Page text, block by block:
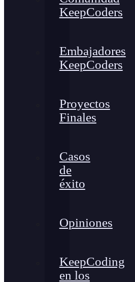
KeepCoders
Embajadores
KeepCoders
Proyectos
Finales
Casos
de
éxito
Opiniones
KeepCoding
en los